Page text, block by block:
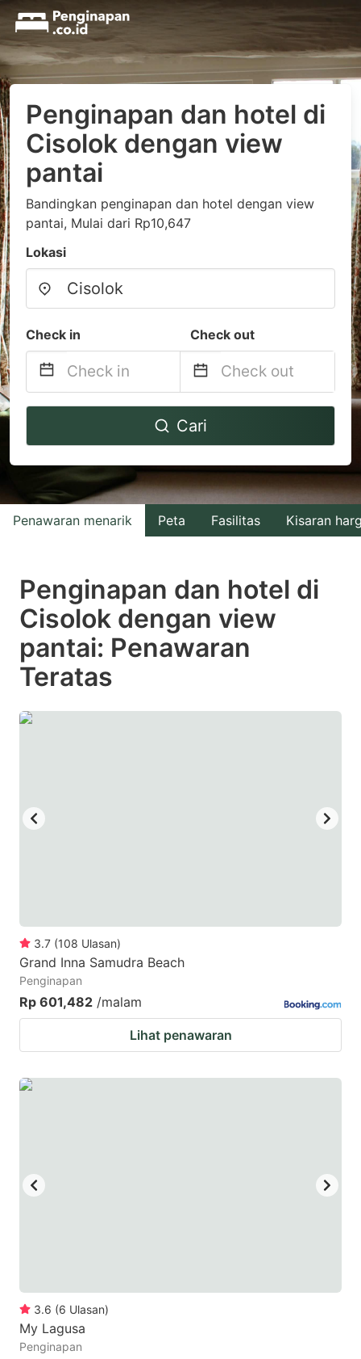
Penginapan dan hotel di
Cisolok dengan view
pantai
Bandingkan penginapan dan hotel dengan view
pantai, Mulai dari Rp10,647
Lokasi
Check in Check out
Navigate
to
interact
with
the
select
a
date.
Press
changing
dates.
Navigate
to
interact
with
the
select
a
date.
Cari
Penawaran menarik Peta Fasilitas Kisaran
Penginapan dan hotel di
Cisolok dengan view
pantai: Penawaran
Teratas
3.7 (108 Ulasan)
Grand Inna Samudra Beach
Penginapan
Rp 601,482 /malam
Lihat penawaran
3.6 (6 Ulasan)
My Lagusa
Penginapan